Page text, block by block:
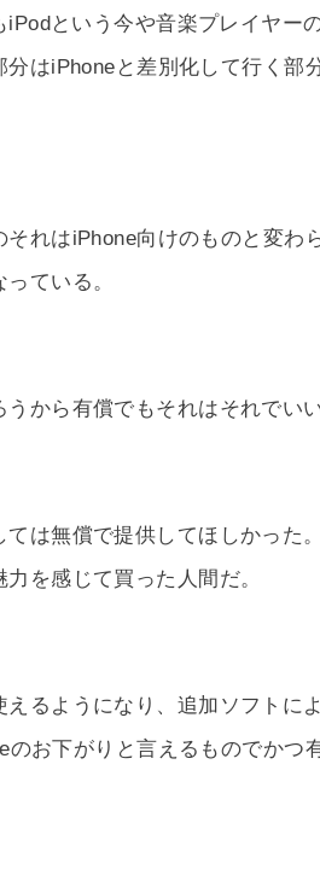
という今や音楽プレイヤー
はiPhoneと差別化して行く部
れはiPhone向けのものと変わ
ている。
から有償でもそれはそれでい
は無償で提供してほしかった
を感じて買った人間だ。
るようになり、追加ソフトに
お下がりと言えるものでかつ